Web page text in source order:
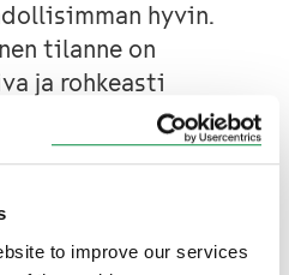
to improve our services
hyvin.
tilanne on
ja rohkeasti